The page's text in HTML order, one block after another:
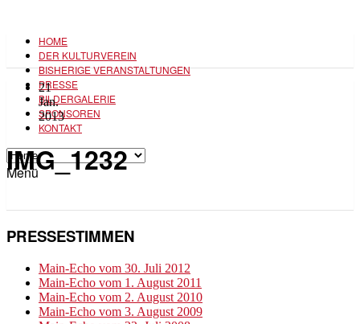
HOME
DER KULTURVEREIN
BISHERIGE VERANSTALTUNGEN
PRESSE
BILDERGALERIE
SPONSOREN
KONTAKT
Menü
21
Jan.
2013
IMG_1232
PRESSESTIMMEN
Main-Echo vom 30. Juli 2012
Main-Echo vom 1. August 2011
Main-Echo vom 2. August 2010
Main-Echo vom 3. August 2009